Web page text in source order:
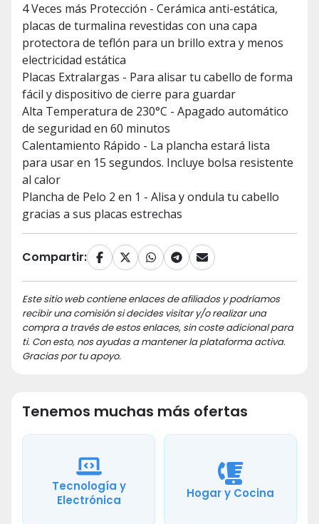
4 Veces más Protección - Cerámica anti-estática,
placas de turmalina revestidas con una capa
protectora de teflón para un brillo extra y menos
electricidad estática
Placas Extralargas - Para alisar tu cabello de forma
fácil y dispositivo de cierre para guardar
Alta Temperatura de 230°C - Apagado automático
de seguridad en 60 minutos
Calentamiento Rápido - La plancha estará lista
para usar en 15 segundos. Incluye bolsa resistente
al calor
Plancha de Pelo 2 en 1 - Alisa y ondula tu cabello
gracias a sus placas estrechas
Compartir:
Este sitio web contiene enlaces de afiliados y podríamos
recibir una comisión si decides visitar y/o realizar una
compra a través de estos enlaces, sin coste adicional para
ti. Con esto, nos ayudas a mantener la plataforma activa.
Gracias por tu apoyo.
Tenemos muchas más ofertas
Tecnología y
Electrónica
Hogar y Cocina